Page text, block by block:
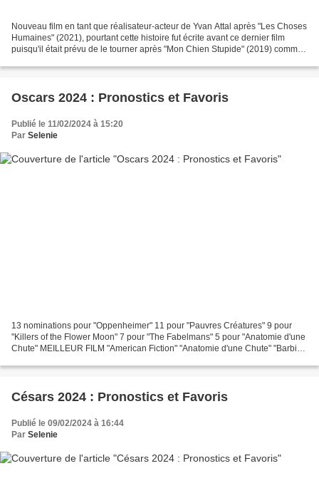
Nouveau film en tant que réalisateur-acteur de Yvan Attal après "Les Choses
Humaines" (2021), pourtant cette histoire fut écrite avant ce dernier film
puisqu'il était prévu de le tourner après "Mon Chien Stupide" (2019) comme
Oscars 2024 : Pronostics et Favoris
Publié le 11/02/2024 à 15:20
Par Selenie
13 nominations pour "Oppenheimer" 11 pour "Pauvres Créatures" 9 pour
"Killers of the Flower Moon" 7 pour "The Fabelmans" 5 pour "Anatomie d'une
Chute" MEILLEUR FILM "American Fiction" "Anatomie d'une Chute" "Barbie"
Césars 2024 : Pronostics et Favoris
Publié le 09/02/2024 à 16:44
Par Selenie